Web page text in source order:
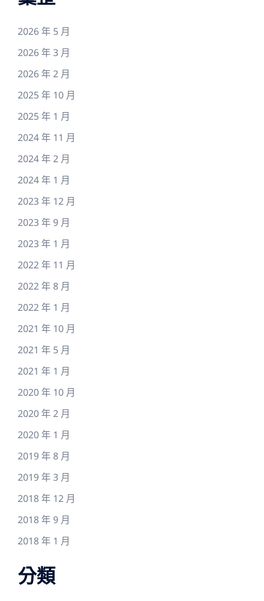
2026 年 5 月
2026 年 3 月
2026 年 2 月
2025 年 10 月
2025 年 1 月
2024 年 11 月
2024 年 2 月
2024 年 1 月
2023 年 12 月
2023 年 9 月
2023 年 1 月
2022 年 11 月
2022 年 8 月
2022 年 1 月
2021 年 10 月
2021 年 5 月
2021 年 1 月
2020 年 10 月
2020 年 2 月
2020 年 1 月
2019 年 8 月
2019 年 3 月
2018 年 12 月
2018 年 9 月
2018 年 1 月
分類